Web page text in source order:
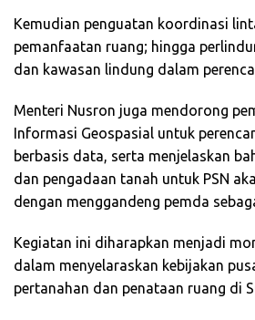
Kemudian penguatan koordinasi
pemanfaatan ruang; hingga
dan kawasan lindung dalam
Menteri Nusron juga mendorong
Informasi Geospasial untuk
berbasis data, serta menjelaskan
dan pengadaan tanah untuk PSN
dengan menggandeng pemda
Kegiatan ini diharapkan menjadi
dalam menyelaraskan kebijakan
pertanahan dan penataan ruang di